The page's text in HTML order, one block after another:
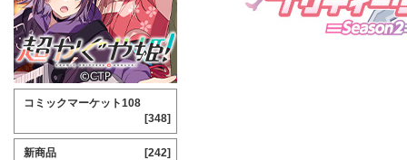
コミックマーケット108
[348]
新商品 [242]